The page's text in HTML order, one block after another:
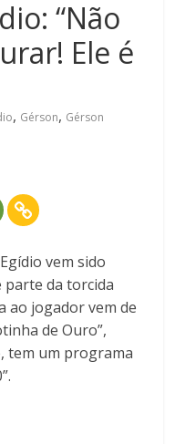
“Não
Ele é
, Gérson, Gérson
vem sido
da torcida
ao jogador vem de
de Ouro”,
tem um programa